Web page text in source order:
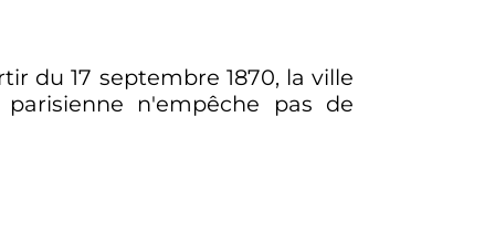
du17 septembre 1870, la ville
n'empêche pas de